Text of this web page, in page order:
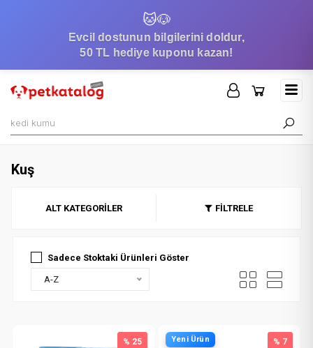
🐱🐶
Evcil dostunun bilgilerini doldur,
50 TL hediye kuponu kazan!
Kuş
ALT KATEGORİLER FİLTRELE
Sadece Stoktaki Ürünleri Göster
A-Z
% 25 Yeni Ürün % 7